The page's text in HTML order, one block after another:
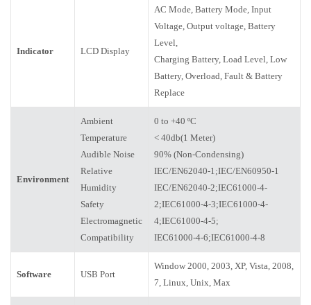
Indicator LCD Display
AC Mode, Battery Mode, Input
Voltage, Output voltage, Battery
Level,
Charging Battery, Load Level, Low
Battery, Overload, Fault & Battery
Replace
Environment
Ambient
Temperature
Audible Noise
Relative
Humidity
Safety
Electromagnetic
Compatibility
0 to +40 ºC
< 40db(1 Meter)
90% (Non-Condensing)
IEC/EN62040-1;IEC/EN60950-1
IEC/EN62040-2;IEC61000-4-
2;IEC61000-4-3;IEC61000-4-
4;IEC61000-4-5;
IEC61000-4-6;IEC61000-4-8
Software USB Port
Window 2000, 2003, XP, Vista, 2008,
7, Linux, Unix, Max